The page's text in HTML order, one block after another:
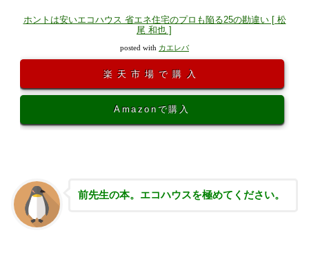
ホントは安いエコハウス 省エネ住宅のプロも陥る25の勘違い [ 松
尾 和也 ]
posted with カエレバ
楽天市場で購入
Amazonで購入
前先生の本。エコハウスを極めてください。